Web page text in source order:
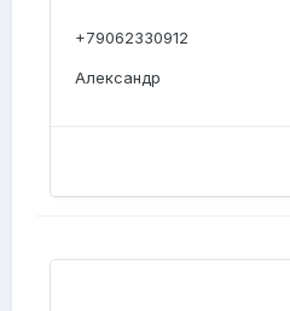
+79062330912
Александр